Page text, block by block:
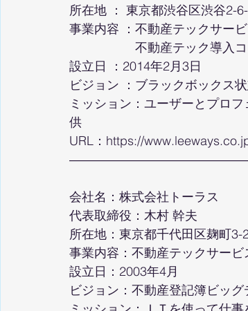
所在地 ： 東京都渋谷区渋谷2-
事業内容 ：不動産テックサー
不動産テック導入コン
設立日 ：2014年2月3日
ビジョン ：ブラックボックス
ミッション：ユーザーとプロ
供
URL： https://
会社名：株式会社トーラス
代表取締役：木村 幹夫
所在地：東京都千代田区麹町
事業内容：不動産テックサー
設立日：2003年4月
ビジョン：不動産登記簿ビッ